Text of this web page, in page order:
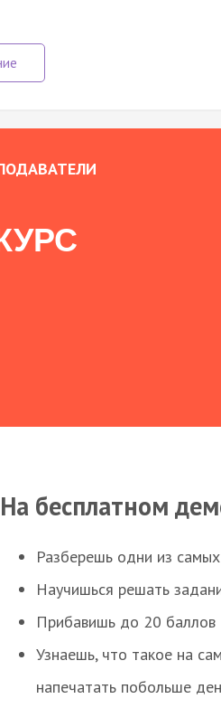
На бесплатном
Разберешь одни из
Научишься решать
Прибавишь до 20 баллов
Узнаешь, что такое на
напечатать побольше